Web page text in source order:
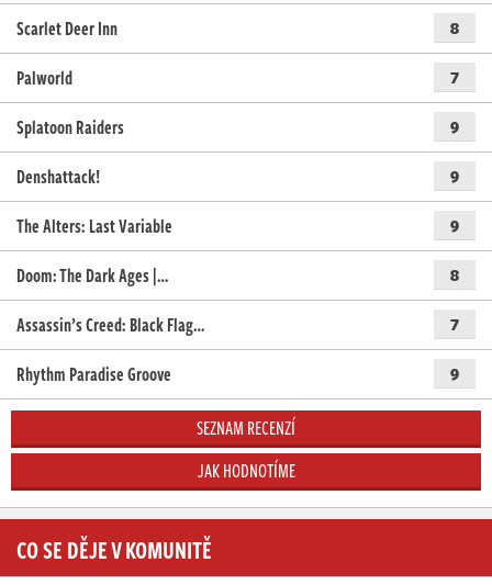
Scarlet Deer Inn
8
Palworld 7
Splatoon Raiders 9
Denshattack! 9
The Alters: Last Variable 9
Doom: The Dark Ages |… 8
Assassin’s Creed: Black Flag… 7
Rhythm Paradise Groove 9
SEZNAM RECENZÍ
JAK HODNOTÍME
CO SE DĚJE V KOMUNITĚ